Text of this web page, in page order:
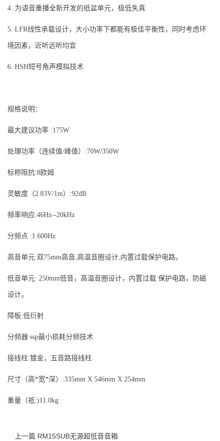
4. 为语音重播全新开发的纸盆单元，极低失真
5. LFR线性承载设计，大小功率下都能有极佳平衡性，同时考虑环
境因素，近听远听均宜
6. HSH短号角声模拟技术
规格说明：
最大建议功率 :175W
处理功率（连续值/峰值）:70W/350W
标称阻抗:8欧姆
灵敏度（2.83V/1m）:92dB
频率响应:46Hz--20kHz
分频点 :1.600Hz
高音单元:双75mm高音,高温音圈设计,内置过载保护电路。
低音单元: 250mm低音，高温音圈设计，内置过载 保护电路，防磁
设计。
障板:低衍射
分频器:ssp最小损耗分频技术
接线柱:镀金，五音路接线柱
尺寸（高*宽*深）:335mm X 546mm X 254mm
重量（祗:)11.0kg
上一篇 RM15SUB无源超低音音箱